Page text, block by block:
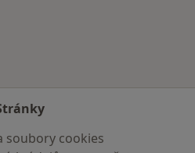
soubory cookies